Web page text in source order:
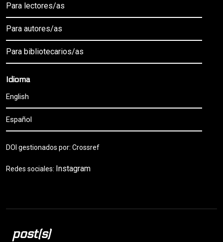
Para lectores/as
Para autores/as
Para bibliotecarios/as
Idioma
English
Español
DOI gestionados por: Crossref
Redes sociales: Instagram
post(s)